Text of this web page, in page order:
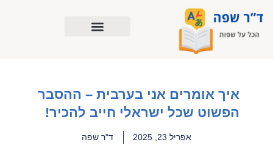
לתוכן
איך אומרים אני בערבית – ההסבר
הפשוט שכל ישראלי חייב להכיר!
אפריל 23, 2025 ד"ר שפה